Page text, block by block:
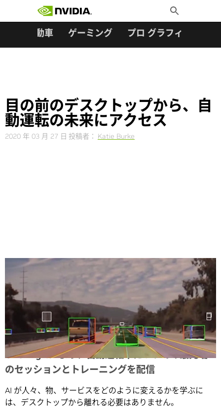
Toggle
Search
自動車 ゲーミング プロ グラフィックス
目の前のデスクトップから、自
動運転の未来にアクセス
2020 年 03 月 27 日 投稿者： Katie Burke
Share
GTC Digital より、自動運転車についての最先端
のセッションとトレーニングを配信
AI が人々、物、サービスをどのように変えるかを学ぶに
は、デスクトップから離れる必要はありません。